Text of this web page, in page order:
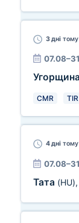
3 дні
Угорщина
CMR TIR
4 дні
Тата (HU),